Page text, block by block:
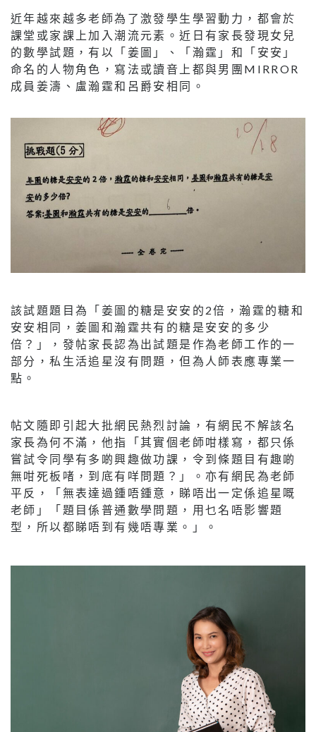
近年越來越多老師為了激發學生學習動力，都會於
課堂或家課上加入潮流元素。近日有家長發現女兒
的數學試題，有以「姜圖」、「瀚霆」和「安安」
命名的人物角色，寫法或讀音上都與男團MIRROR
成員姜濤、盧瀚霆和呂爵安相同。
該試題題目為「姜圖的糖是安安的2倍，瀚霆的糖和
安安相同，姜圖和瀚霆共有的糖是安安的多少
倍？」，發帖家長認為出試題是作為老師工作的一
部分，私生活追星沒有問題，但為人師表應專業一
點。
帖文隨即引起大批網民熱烈討論，有網民不解該名
家長為何不滿，他指「其實個老師咁樣寫，都只係
嘗試令同學有多啲興趣做功課，令到條題目有趣啲
無咁死板啫，到底有咩問題？」。亦有網民為老師
平反，「無表達過鍾唔鍾意，睇唔出一定係追星嘅
老師」「題目係普通數學問題，用乜名唔影響題
型，所以都睇唔到有幾唔專業。」。